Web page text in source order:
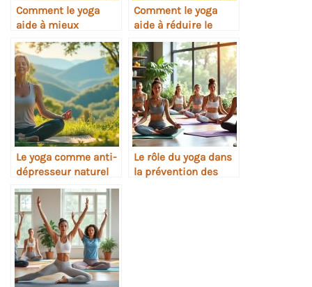
Comment le yoga
aide à mieux
récupérer après le
sport
Comment le yoga
aide à réduire le
stress quotidien
Le yoga comme anti-
dépresseur naturel
Le rôle du yoga dans
la prévention des